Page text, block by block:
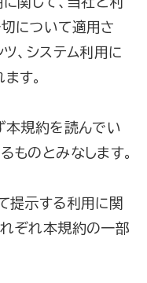
について適用さ
、システム利用に
す。
本規約を読んでい
ものとみなします。
提示する利用に関
ぞれ本規約の一部